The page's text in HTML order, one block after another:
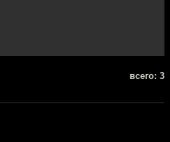
всего: 3